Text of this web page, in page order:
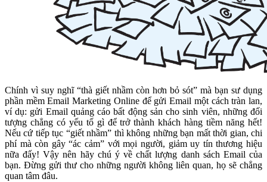
Chính vì suy nghĩ “thà giết nhầm còn hơn bỏ sót” mà bạn sư dụng
phần mềm Email Marketing Online để gửi Email một cách tràn lan,
ví dụ: gửi Email quảng cáo bất động sản cho sinh viên, những đối
tượng chẳng có yếu tố gì để trở thành khách hàng tiềm năng hết!
Nếu cứ tiếp tục “giết nhầm” thì không những bạn mất thời gian, chi
phí mà còn gây “ác cảm” với mọi người, giảm uy tín thương hiệu
nữa đấy! Vậy nên hãy chú ý về chất lượng danh sách Email của
bạn. Đừng gửi thư cho những người không liên quan, họ sẽ chẳng
quan tâm đâu.